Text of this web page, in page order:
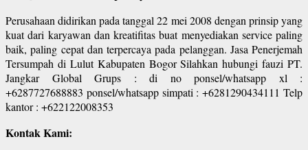
Perusahaan didirikan pada tanggal 22 mei 2008 dengan prinsip yang
kuat dari karyawan dan kreatifitas buat menyediakan service paling
baik, paling cepat dan terpercaya pada pelanggan. Jasa Penerjemah
Tersumpah di Lulut Kabupaten Bogor Silahkan hubungi fauzi PT.
Jangkar Global Grups : di no ponsel/whatsapp xl :
+6287727688883 ponsel/whatsapp simpati : +6281290434111 Telp
kantor : +622122008353
Kontak Kami: